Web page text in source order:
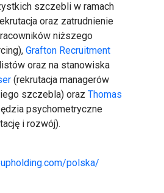
szczebli w ramach
oraz zatrudnienie
niższego
Grafton Recruitment
oraz na stanowiska
(rekrutacja managerów
szczebla) oraz Thomas
psychometryczne
i rozwój).
polska/